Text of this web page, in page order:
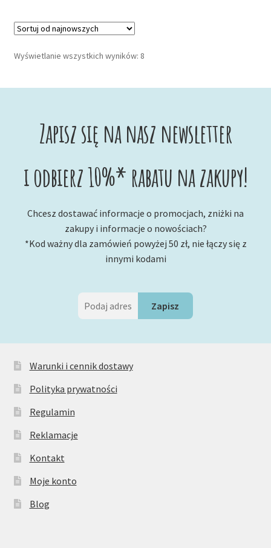
Wyświetlanie wszystkich wyników: 8Posortowane
Zapisz się na nasz newsletter
i odbierz 10%* rabatu na zakupy!
Chcesz dostawać informacje o promocjach, zniżki na
zakupy i informacje o nowościach?
*Kod ważny dla zamówień powyżej 50 zł, nie łączy się z
innymi kodami
Warunki i cennik dostawy
Polityka prywatności
Regulamin
Reklamacje
Kontakt
Moje konto
Blog